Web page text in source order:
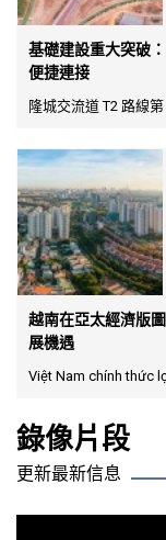
基礎建設重大突破
便捷連接
隆城交流道 T2 路線
越南在亞太經濟版
展機遇
Việt Nam chính thức
錄像片段
更新最新信息